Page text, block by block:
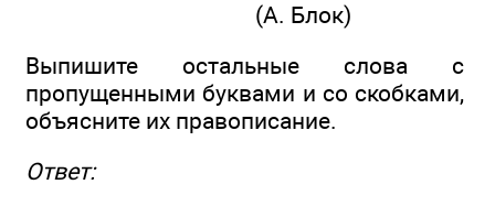
(А. Блок)
Выпишите остальные слова с
пропущенными буквами и со скобками,
объясните их правописание.
Ответ: